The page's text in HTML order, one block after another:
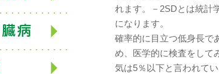
れます。－2SDとは統計
になります。
確率的に目立つ低身長で
め、医学的に検査をして
気は5％以下と言われて